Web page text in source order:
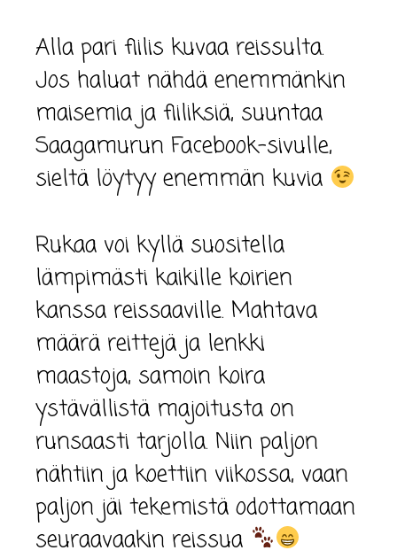
Alla pari fiilis kuvaa reissulta.
Jos haluat nähdä enemmänkin
maisemia ja fiiliksiä, suuntaa
Saagamurun Facebook-sivulle,
sieltä löytyy enemmän kuvia
Rukaa voi kyllä suositella
lämpimästi kaikille koirien
kanssa reissaaville. Mahtava
määrä reittejä ja lenkki
maastoja, samoin koira
ystävällistä majoitusta on
runsaasti tarjolla. Niin paljon
nähtiin ja koettiin viikossa, vaan
paljon jäi tekemistä odottamaan
seuraavaakin reissua